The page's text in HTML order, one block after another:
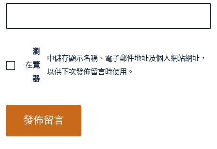
在
瀏
覽
器
中儲存顯示名稱、電子郵件地址及個人網站網址，
以供下次發佈留言時使用。